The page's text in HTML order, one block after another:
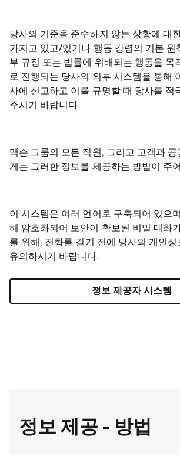
당사의 기준을 준수하지 않는 상황에 대
가지고 있고/있거나 행동 강령의 기본 원
부 규정 또는 법률에 위배되는 행동을 목
로 진행되는 당사의 외부 시스템을 통해
사에 신고하고 이를 규명할 때 당사를 적
주시기 바랍니다.
맥슨 그룹의 모든 직원, 그리고 고객과 공
게는 그러한 정보를 제공하는 방법이 주
이 시스템은 여러 언어로 구축되어 있으
해 암호화되어 보안이 확보된 비밀 대화
를 위해, 전화를 걸기 전에 당사의 개인정
유의하시기 바랍니다.
정보 제공자 시스템
정보 제공 - 방법